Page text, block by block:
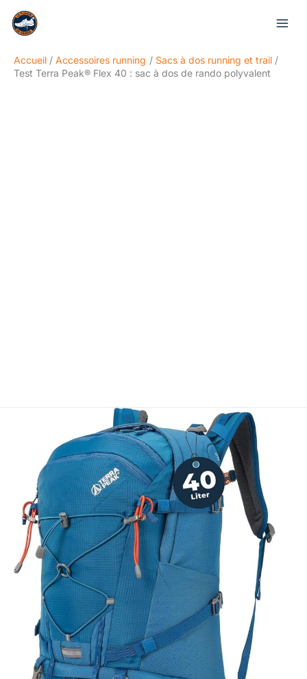
Accueil
Accessoires running
Sacs à dos running et trail
Test Terra Peak® Flex 40 : sac à dos de rando polyvalent
Rechercher